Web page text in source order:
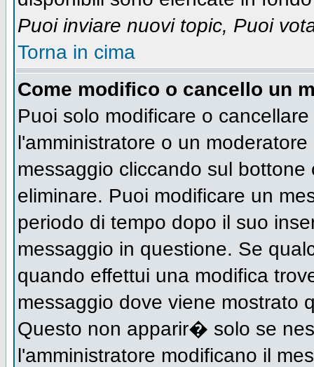
Puoi inviare nuovi topic, Puoi
Torna in cima
Come modifico o cancello un
Puoi solo modificare o
l'amministratore o un
messaggio cliccando sul
eliminare. Puoi modificare un
periodo di tempo dopo il suo
messaggio in questione. Se
quando effettui una modifica
messaggio dove viene mostrato
Questo non apparir� solo se
l'amministratore modificano il